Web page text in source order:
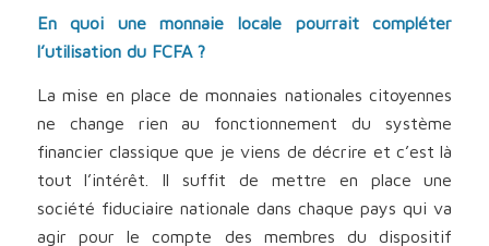
En quoi une monnaie locale pourrait compléter
l’utilisation du FCFA ?
La mise en place de monnaies nationales citoyennes
ne change rien au fonctionnement du système
financier classique que je viens de décrire et c’est là
tout l’intérêt. Il suffit de mettre en place une
société fiduciaire nationale dans chaque pays qui va
agir pour le compte des membres du dispositif